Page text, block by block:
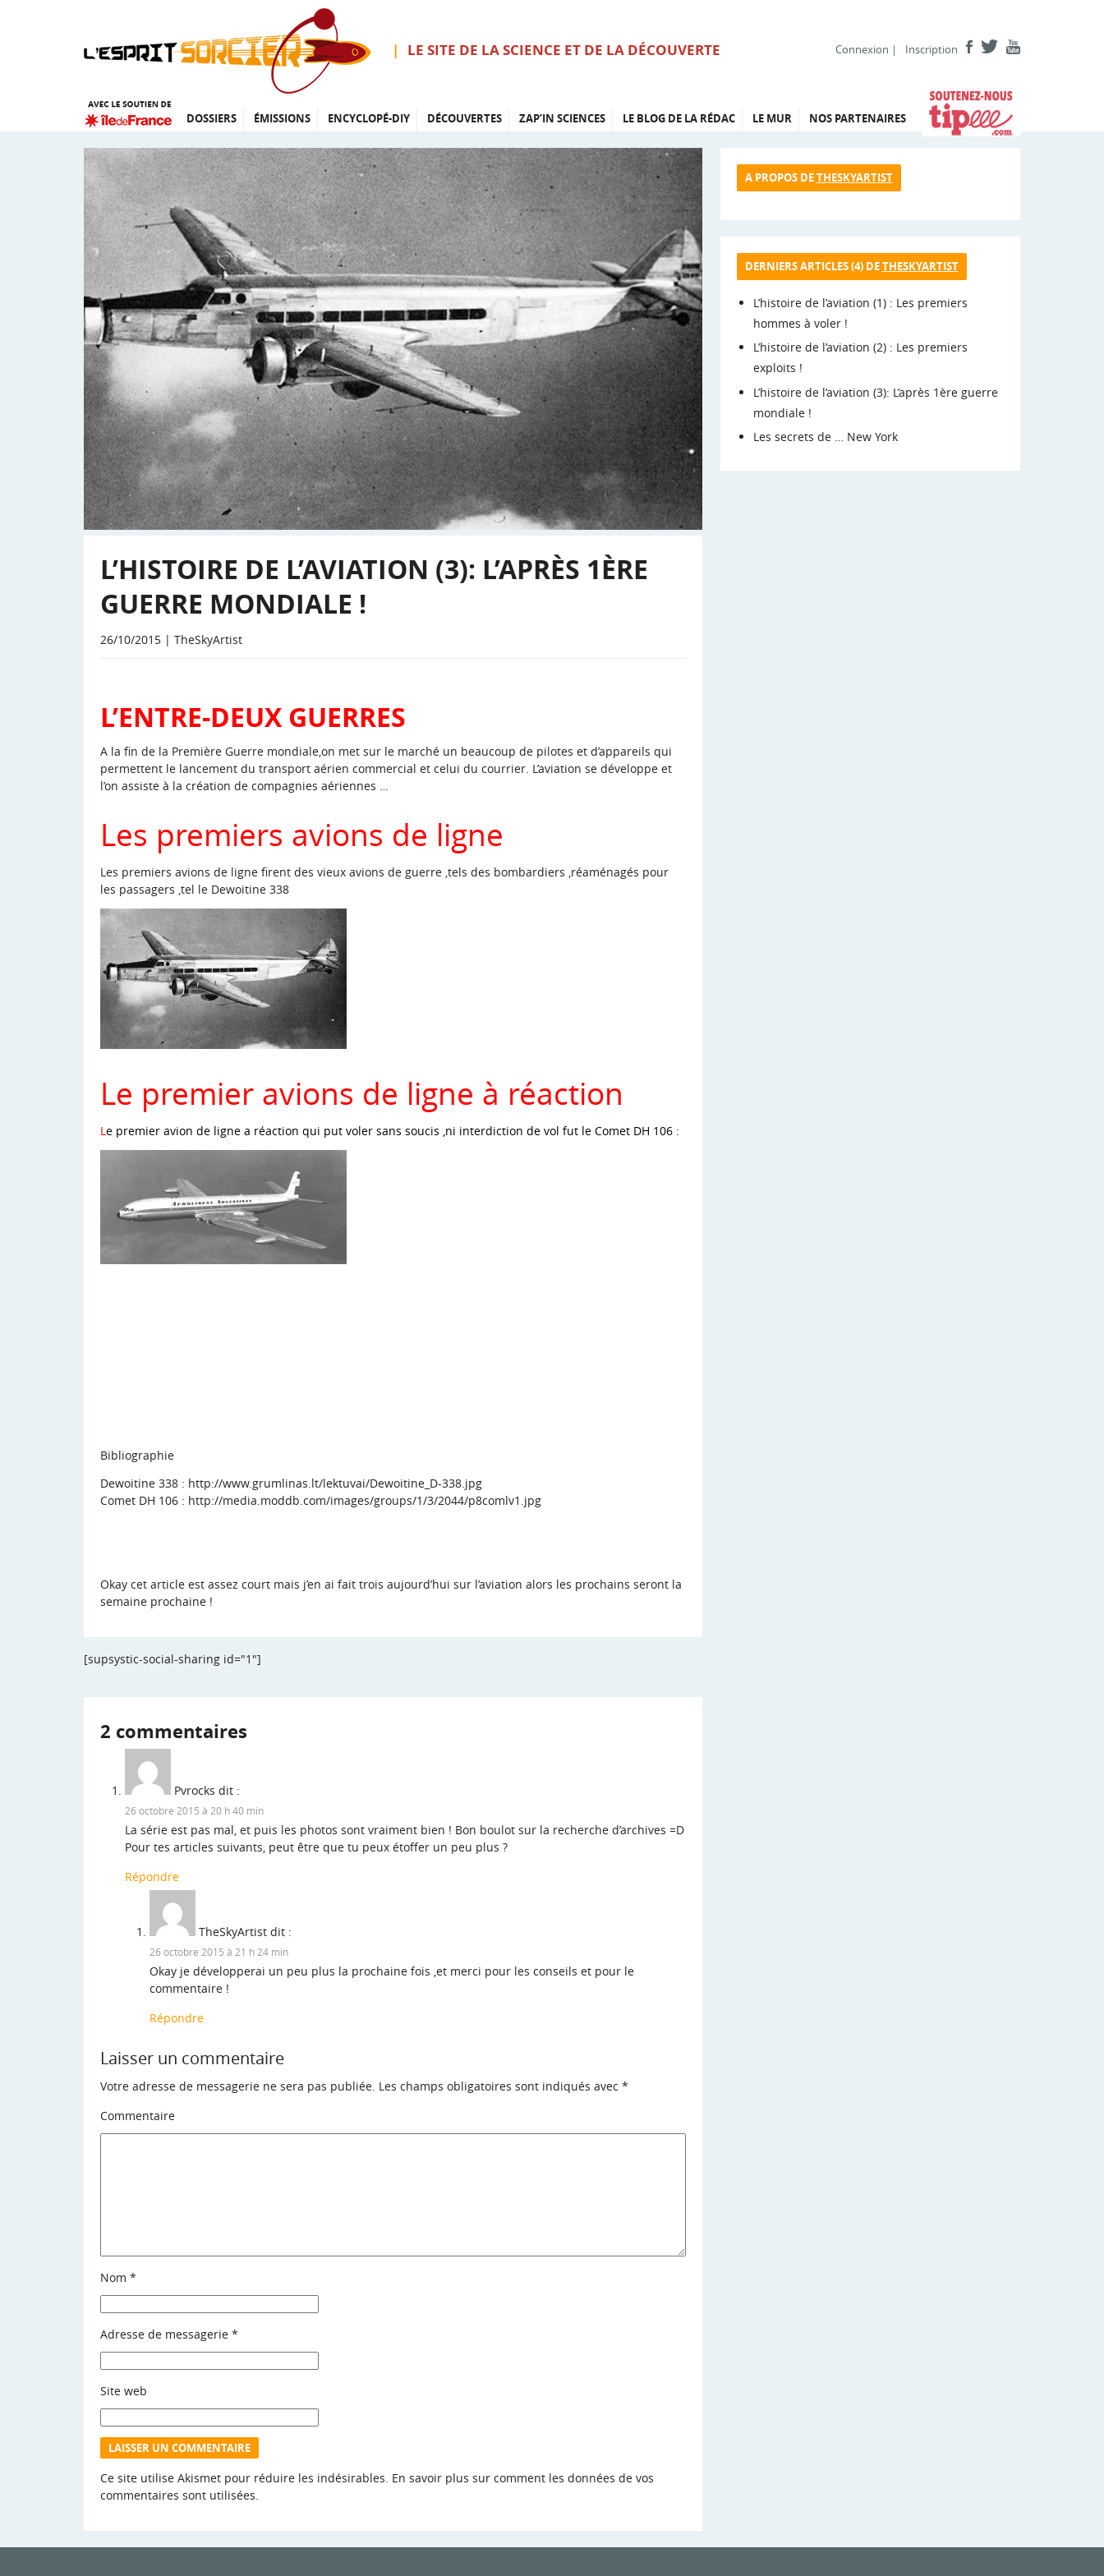
LE SITE DE LA SCIENCE ET DE LA DÉCOUVERTE Connexion | Inscription
DOSSIERS ÉMISSIONS ENCYCLOPÉ-DIY DÉCOUVERTES ZAP’IN SCIENCES LE BLOG DE LA RÉDAC LE MUR NOS PARTENAIRES
L’HISTOIRE DE L’AVIATION (3): L’APRÈS 1ÈRE
GUERRE MONDIALE !
26/10/2015 | TheSkyArtist
L’ENTRE-DEUX GUERRES
A la fin de la Première Guerre mondiale,on met sur le marché un beaucoup de pilotes et d’appareils qui
permettent le lancement du transport aérien commercial et celui du courrier. L’aviation se développe et
l’on assiste à la création de compagnies aériennes …
Les premiers avions de ligne
Les premiers avions de ligne firent des vieux avions de guerre ,tels des bombardiers ,réaménagés pour
les passagers ,tel le Dewoitine 338
Le premier avions de ligne à réaction
Le premier avion de ligne a réaction qui put voler sans soucis ,ni interdiction de vol fut le Comet DH 106 :
Bibliographie
Dewoitine 338 : http://www.grumlinas.lt/lektuvai/Dewoitine_D-338.jpg
Comet DH 106 : http://media.moddb.com/images/groups/1/3/2044/p8comlv1.jpg
Okay cet article est assez court mais j’en ai fait trois aujourd’hui sur l’aviation alors les prochains seront la
semaine prochaine !
[supsystic-social-sharing id="1"]
2 commentaires
Pvrocks dit :
26 octobre 2015 à 20 h 40 min
La série est pas mal, et puis les photos sont vraiment bien ! Bon boulot sur la recherche d’archives =D
Pour tes articles suivants, peut être que tu peux étoffer un peu plus ?
Répondre
TheSkyArtist dit :
26 octobre 2015 à 21 h 24 min
Okay je développerai un peu plus la prochaine fois ,et merci pour les conseils et pour le
commentaire !
Répondre
Laisser un commentaire
Votre adresse de messagerie ne sera pas publiée. Les champs obligatoires sont indiqués avec *
Commentaire
Nom *
Adresse de messagerie *
Site web
Ce site utilise Akismet pour réduire les indésirables. En savoir plus sur comment les données de vos
commentaires sont utilisées
A PROPOS DETHESKYARTIST
DERNIERS ARTICLES (4) DETHESKYARTIST
L’histoire de l’aviation (1) : Les premiers
hommes à voler !
L’histoire de l’aviation (2) : Les premiers
exploits !
L’histoire de l’aviation (3): L’après 1ère guerre
mondiale !
Les secrets de … New York